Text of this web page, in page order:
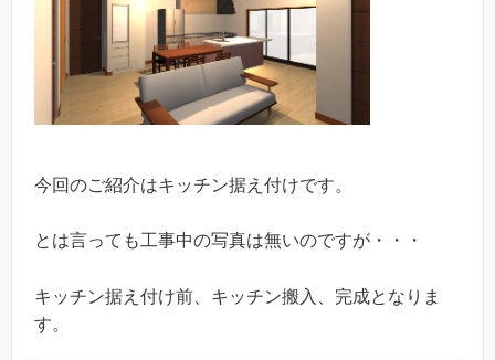
今回のご紹介はキッチン据え付けです。
とは言っても工事中の写真は無いのですが・・・
キッチン据え付け前、キッチン搬入、完成となりま
す。